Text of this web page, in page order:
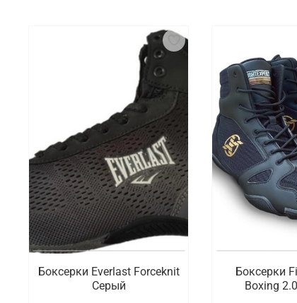
требуется пара с хорошей амортизацией и
на стопу. Такая обувь должна быть удобной,
Что мы предлагаем на выбор
Обувь имеет такое же повышенное значение
важно выбрать для себя идеальную пару. Мы
сланцы и шлепки из коллекций спортивных
Где заказать профессиональную
В интернет-магазине Octagon Shop можно по
популярных брендов, которые уверенно
и всей России.
Боксерки Everlast Forceknit
Серый
Боксерки
Boxing